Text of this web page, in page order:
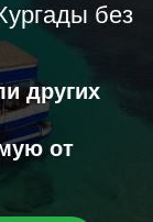
без
других
от